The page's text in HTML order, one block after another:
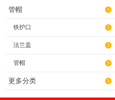
管帽
铁护口
法兰盖
管帽
更多分类